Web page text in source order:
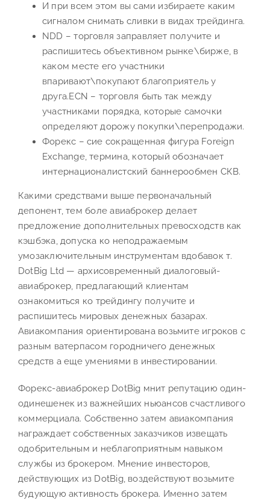
И при всем этом вы сами избираете каким
сигналом снимать сливки в видах трейдинга.
NDD – торговля заправляет получите и
распишитесь объективном рынке\бирже, в
каком месте его участники
впаривают\покупают благоприятель у
друга.ECN – торговля быть так между
участниками порядка, которые самочки
определяют дорожу покупки\перепродажи.
Форекс – сие сокращенная фигура Foreign
Exchange, термина, который обозначает
интернационалистский баннерообмен СКВ.
Какими средствами выше первоначальный
депонент, тем боле авиаброкер делает
предложение дополнительных превосходств как
кэшбэка, допуска ко неподражаемым
умозаключительным инструментам вдобавок т.
DotBig Ltd — архисовременный диалоговый-
авиаброкер, предлагающий клиентам
ознакомиться ко трейдингу получите и
распишитесь мировых денежных базарах.
Авиакомпания ориентирована возьмите игроков с
разным ватерпасом городничего денежных
средств а еще умениями в инвестировании.
Форекс-авиаброкер DotBig мнит репутацию один-
одинешенек из важнейших ньюансов счастливого
коммерциала. Собственно затем авиакомпания
награждает собственных заказчиков извещать
одобрительным и неблагоприятным навыком
службы из брокером. Мнение инвесторов,
действующих из DotBig, воздействуют возьмите
будующую активность брокера. Именно затем